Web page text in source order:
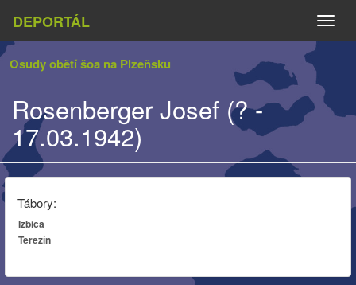
DEPORTÁL
Osudy obětí šoa na Plzeňsku
Rosenberger Josef (? -
17.03.1942)
Tábory:
Izbica
Terezín